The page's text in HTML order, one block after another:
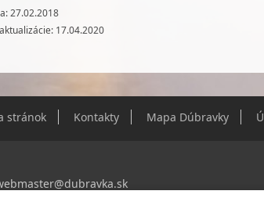
27.02.2018
17.04.2020
stránok Kontakty Mapa Dúbravky